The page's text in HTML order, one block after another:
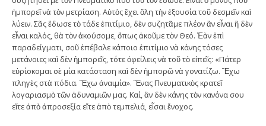
ἠμπορεῖ νὰ τὸν μετρίαση. Αὐτὸς ἔχει ὅλη τὴν ἐξουσία τοῦ δεσμεῖν καὶ
λύειν. Σᾶς ἔδωσε τὸ τάδε ἐπιτίμιο, δὲν συζητᾶμε πλέον ἂν εἶναι ἢ δὲν
εἶναι καλός, θὰ τὸν ἀκούσομε, ὅπως ἀκοῦμε τὸν Θεό. Ἐὰν ἐπὶ
παραδείγματι, σοῦ ἐπέβαλε κάποιο ἐπιτίμιο νὰ κάνης τόσες
μετάνοιες καὶ δὲν ἠμπορεῖς, τότε ὀφείλεις νὰ τοῦ τὸ εἰπεῖς: «Πάτερ
εὑρίσκομαι σὲ μία κατάσταση καὶ δὲν ἠμπορῶ νὰ γονατίζω. Ἔχω
πληγὲς στὰ πόδια. Ἔχω ἀναιμία». Ἕνας Πνευματικὸς κρατεῖ
λογαριασμὸ τῶν ἀδυναμιῶν μας. Καί, ἂν δὲν κάνης τὸν κανόνα σου
εἴτε ἀπὸ ἀπροσεξία εἴτε ἀπὸ τεμπελιά, εἶσαι ἔνοχος.